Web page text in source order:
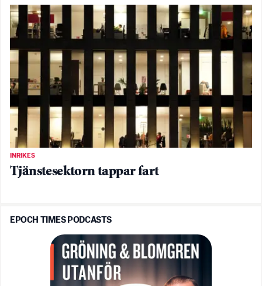
INRIKES
Tjänstesektorn tappar fart
EPOCH TIMES PODCASTS